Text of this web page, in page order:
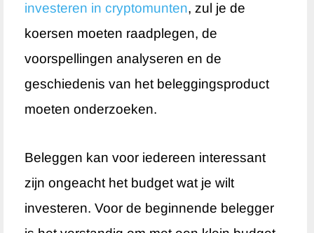
investeren in cryptomunten, zul je de
koersen moeten raadplegen, de
voorspellingen analyseren en de
geschiedenis van het beleggingsproduct
moeten onderzoeken.
Beleggen kan voor iedereen interessant
zijn ongeacht het budget wat je wilt
investeren. Voor de beginnende belegger